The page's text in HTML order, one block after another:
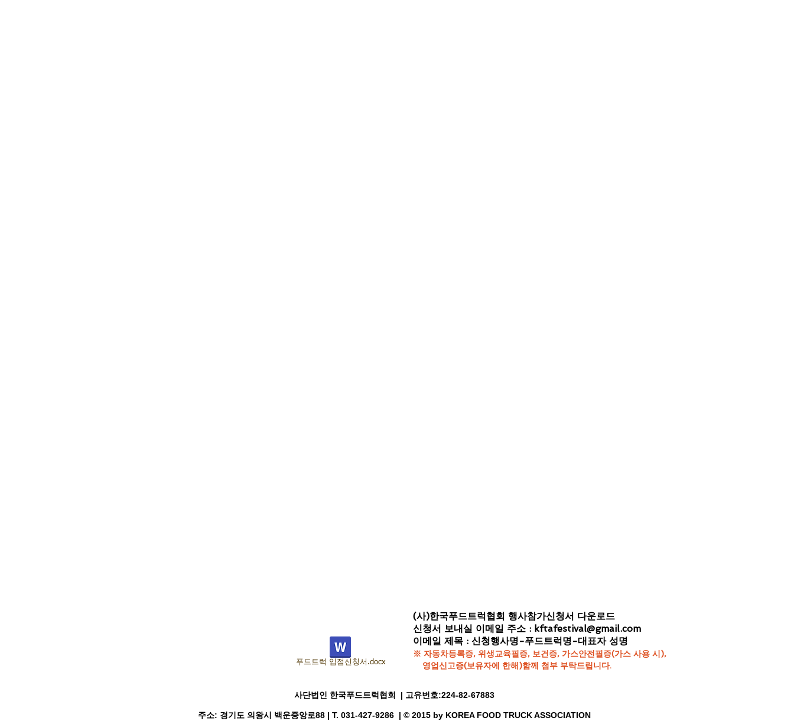
푸드트럭 입점신청서.docx
(사)한국푸드트럭협회 행사참가신청서 다운로드
신청서 보내실 이메일 주소 : kftafestival@gmail.com
이메일 제목 : 신청행사명-푸드트럭명-대표자 성명
※ 자동차등록증, 위생교육필증, 보건증, 가스안전필증(가스 사용 시),
영업신고증(보유자에 한해)함께 첨부 부탁드립니다.
사단법인 한국푸드트럭협회 | 고유번호:224-82-67883
주소: 경기도 의왕시 백운중앙로88 | T. 031-427-9286 | © 2015 by KOREA FOOD TRUCK ASSOCIATION